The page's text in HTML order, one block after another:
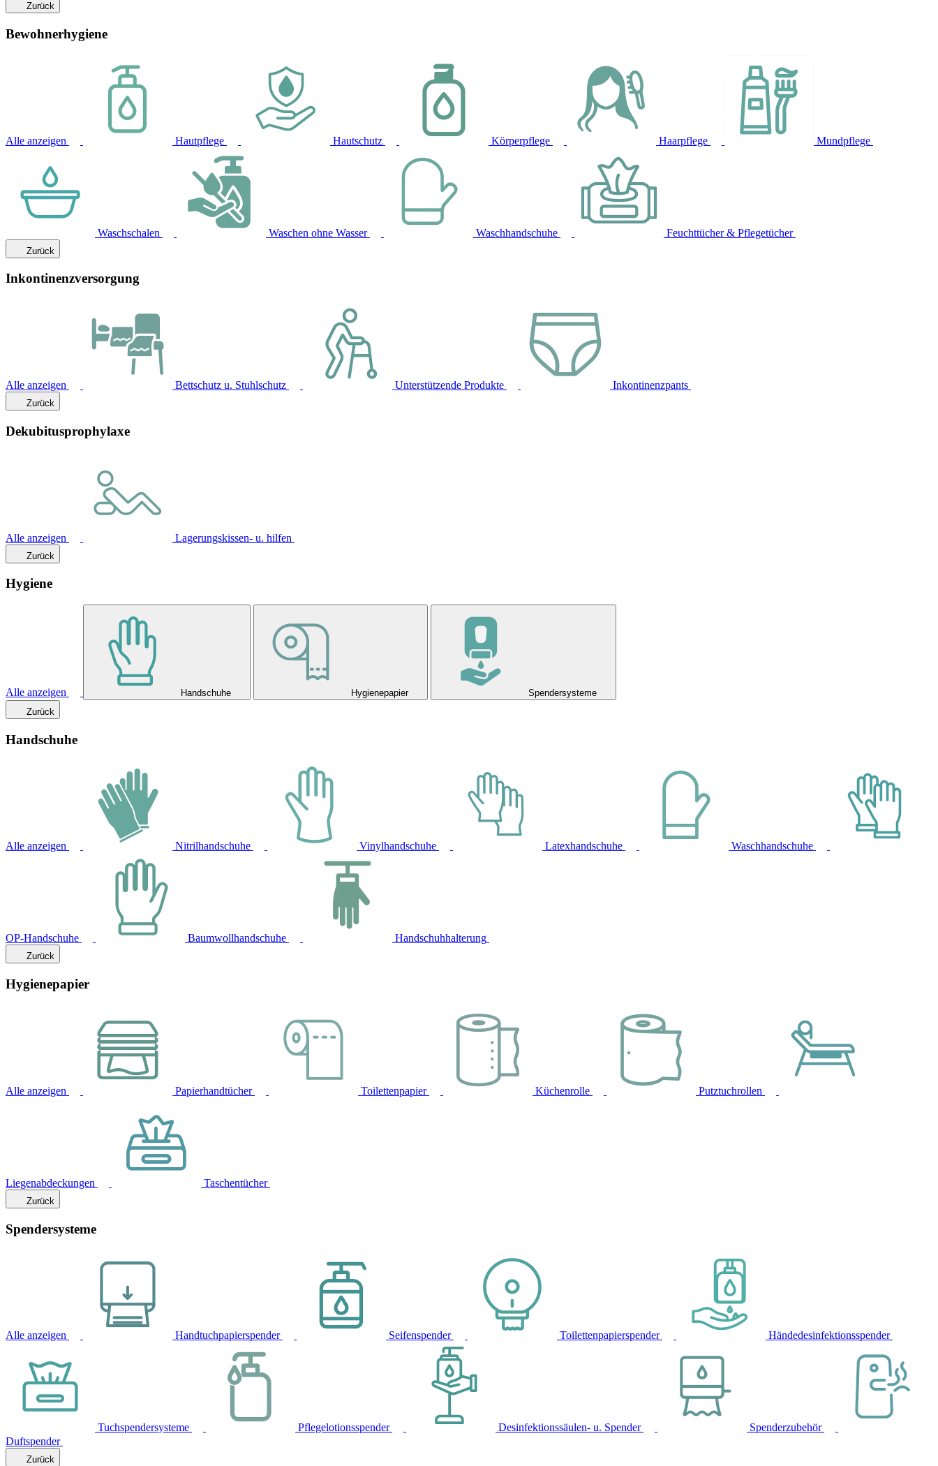
Zurück
Bewohnerhygiene
Alle anzeigen Hautpflege Hautschutz Körperpflege Haarpflege Mundpflege
Waschschalen Waschen ohne Wasser Waschhandschuhe Feuchttücher & Pflegetücher
Zurück
Inkontinenzversorgung
Alle anzeigen Bettschutz u. Stuhlschutz Unterstützende Produkte Inkontinenzpants
Zurück
Dekubitusprophylaxe
Alle anzeigen Lagerungskissen- u. hilfen
Zurück
Hygiene
Alle anzeigen Handschuhe Hygienepapier
Spendersysteme
Zurück
Handschuhe
Alle anzeigen Nitrilhandschuhe Vinylhandschuhe Latexhandschuhe Waschhandschuhe
OP-Handschuhe Baumwollhandschuhe Handschuhhalterung
Zurück
Hygienepapier
Alle anzeigen Papierhandtücher Toilettenpapier Küchenrolle Putztuchrollen
Liegenabdeckungen Taschentücher
Zurück
Spendersysteme
Alle anzeigen Handtuchpapierspender Seifenspender Toilettenpapierspender Händedesinfektionsspender
Tuchspendersysteme Pflegelotionsspender Desinfektionssäulen- u. Spender
Spenderzubehör
Duftspender
Zurück